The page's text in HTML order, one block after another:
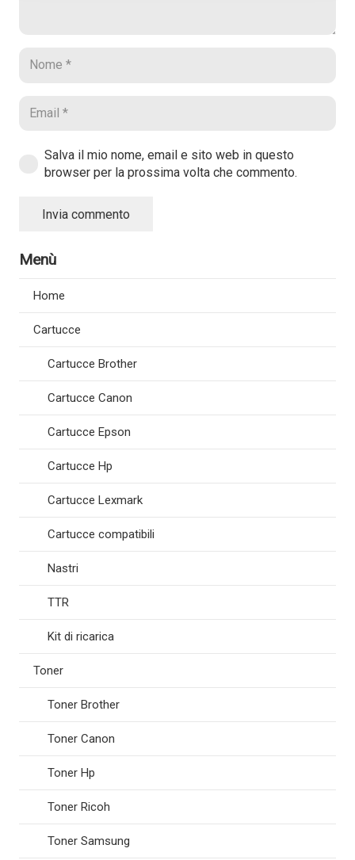
Salva il mio nome, email e sito web in questo
browser per la prossima volta che commento.
Invia commento
Menù
Home
Cartucce
Cartucce Brother
Cartucce Canon
Cartucce Epson
Cartucce Hp
Cartucce Lexmark
Cartucce compatibili
Nastri
TTR
Kit di ricarica
Toner
Toner Brother
Toner Canon
Toner Hp
Toner Ricoh
Toner Samsung